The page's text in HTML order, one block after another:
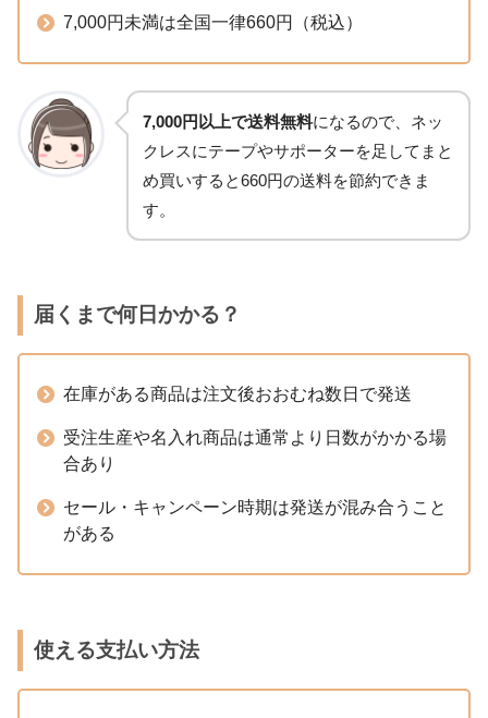
7,000円未満は全国一律660円（税込）
7,000円以上で送料無料になるので、ネッ
クレスにテープやサポーターを足してまと
め買いすると660円の送料を節約できま
す。
届くまで何日かかる？
在庫がある商品は注文後おおむね数日で発送
受注生産や名入れ商品は通常より日数がかかる場
合あり
セール・キャンペーン時期は発送が混み合うこと
がある
使える支払い方法